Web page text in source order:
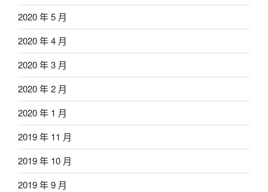
2020 年 5 月
2020 年 4 月
2020 年 3 月
2020 年 2 月
2020 年 1 月
2019 年 11 月
2019 年 10 月
2019 年 9 月